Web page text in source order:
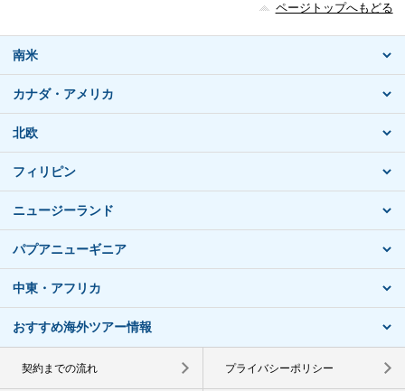
ページトップへもどる
南米
カナダ・アメリカ
北欧
フィリピン
ニュージーランド
パプアニューギニア
中東・アフリカ
おすすめ海外ツアー情報
契約までの流れ プライバシーポリシー